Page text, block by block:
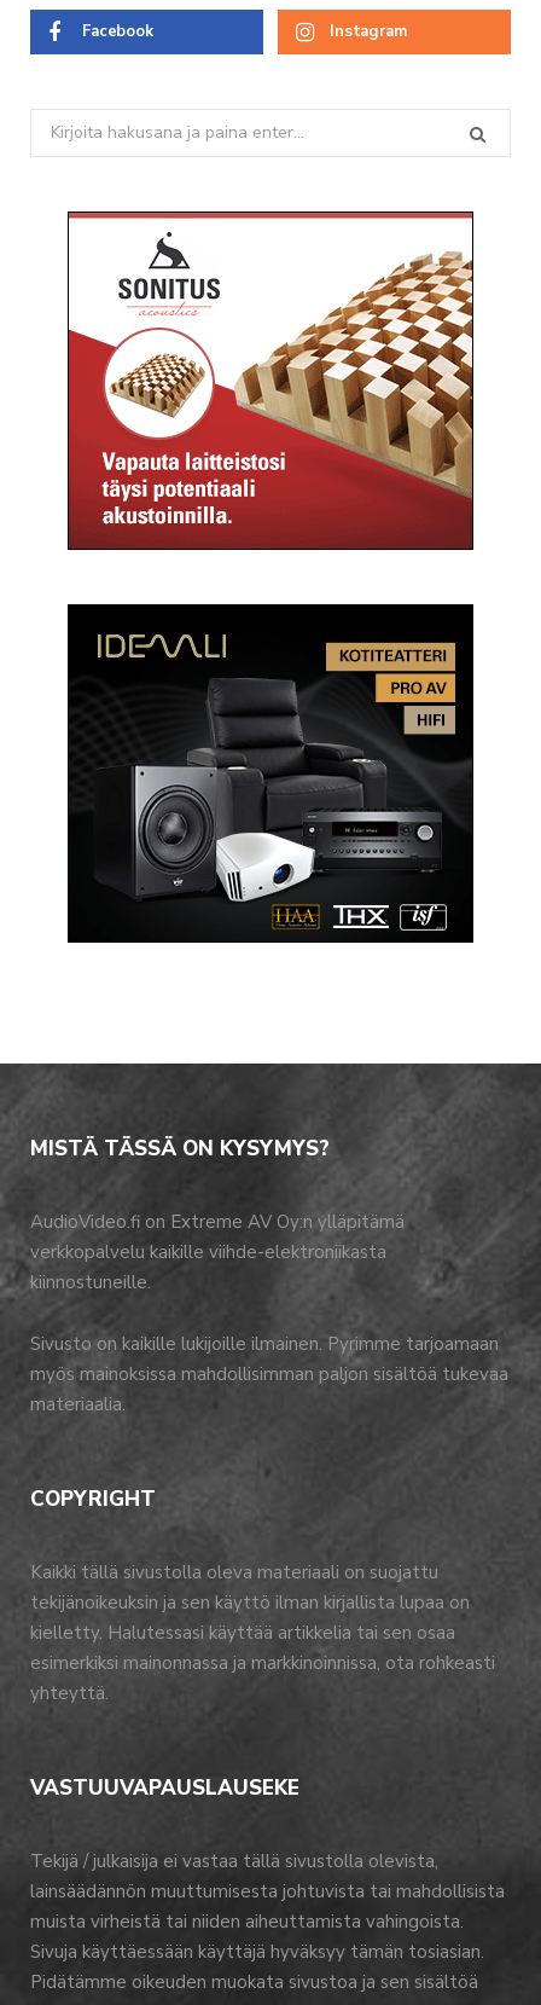
Facebook Instagram
Search
for:
MISTÄ TÄSSÄ ON KYSYMYS?
AudioVideo.fi on Extreme AV Oy:n ylläpitämä
verkkopalvelu kaikille viihde-elektroniikasta
kiinnostuneille.
Sivusto on kaikille lukijoille ilmainen. Pyrimme tarjoamaan
myös mainoksissa mahdollisimman paljon sisältöä tukevaa
materiaalia.
COPYRIGHT
Kaikki tällä sivustolla oleva materiaali on suojattu
tekijänoikeuksin ja sen käyttö ilman kirjallista lupaa on
kielletty. Halutessasi käyttää artikkelia tai sen osaa
esimerkiksi mainonnassa ja markkinoinnissa, ota rohkeasti
yhteyttä.
VASTUUVAPAUSLAUSEKE
Tekijä / julkaisija ei vastaa tällä sivustolla olevista,
lainsäädännön muuttumisesta johtuvista tai mahdollisista
muista virheistä tai niiden aiheuttamista vahingoista.
Sivuja käyttäessään käyttäjä hyväksyy tämän tosiasian.
Pidätämme oikeuden muokata sivustoa ja sen sisältöä